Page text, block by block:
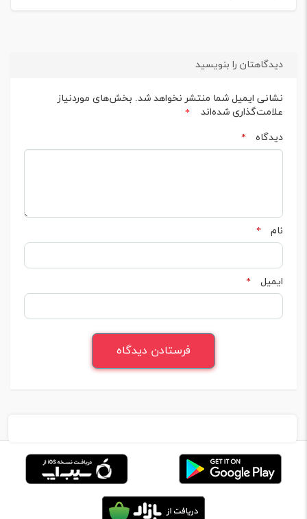
دیدگاهتان را بنویسید
نشانی ایمیل شما منتشر نخواهد شد. بخش‌های موردنیاز
علامت‌گذاری شده‌اند
*
دیدگاه
*
نام *
ایمیل *